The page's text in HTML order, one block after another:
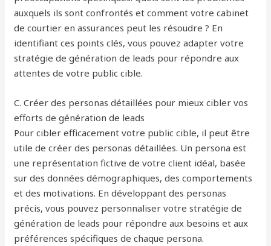
auxquels ils sont confrontés et comment votre cabinet
de courtier en assurances peut les résoudre ? En
identifiant ces points clés, vous pouvez adapter votre
stratégie de génération de leads pour répondre aux
attentes de votre public cible.
C. Créer des personas détaillées pour mieux cibler vos
efforts de génération de leads
Pour cibler efficacement votre public cible, il peut être
utile de créer des personas détaillées. Un persona est
une représentation fictive de votre client idéal, basée
sur des données démographiques, des comportements
et des motivations. En développant des personas
précis, vous pouvez personnaliser votre stratégie de
génération de leads pour répondre aux besoins et aux
préférences spécifiques de chaque persona.